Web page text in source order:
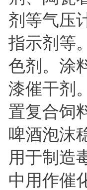
剂等气压
指示剂等
色剂。涂
漆催干剂
置复合饲
啤酒泡沫
用于制造
中用作催